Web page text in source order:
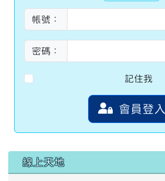
帳號：
密碼：
記住我
會員登入
左邊區域內容
線上天地